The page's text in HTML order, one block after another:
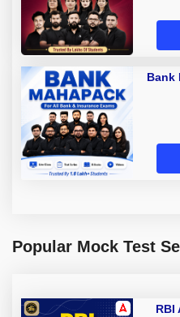
Bank
Popular Mock Test
RBI